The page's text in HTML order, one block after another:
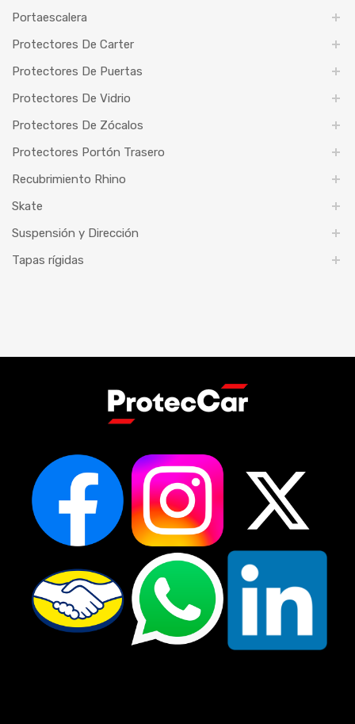
Portaescalera
Protectores De Carter
Protectores De Puertas
Protectores De Vidrio
Protectores De Zócalos
Protectores Portón Trasero
Recubrimiento Rhino
Skate
Suspensión y Dirección
Tapas rígidas